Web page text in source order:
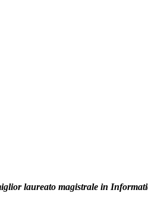
laureato magistrale in